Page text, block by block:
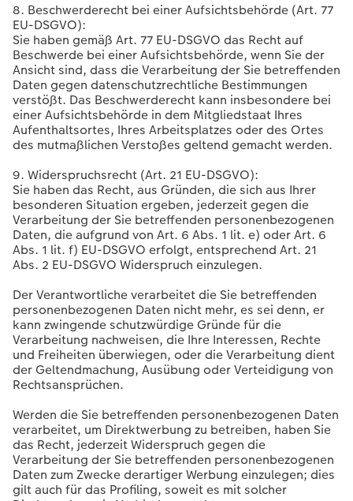
8. Beschwerderecht bei einer Aufsichtsbehörde (Art. 77
EU-DSGVO):
Sie haben gemäß Art. 77 EU-DSGVO das Recht auf
Beschwerde bei einer Aufsichtsbehörde, wenn Sie der
Ansicht sind, dass die Verarbeitung der Sie betreffenden
Daten gegen datenschutzrechtliche Bestimmungen
verstößt. Das Beschwerderecht kann insbesondere bei
einer Aufsichtsbehörde in dem Mitgliedstaat Ihres
Aufenthaltsortes, Ihres Arbeitsplatzes oder des Ortes
des mutmaßlichen Verstoßes geltend gemacht werden.
9. Widerspruchsrecht (Art. 21 EU-DSGVO):
Sie haben das Recht, aus Gründen, die sich aus Ihrer
besonderen Situation ergeben, jederzeit gegen die
Verarbeitung der Sie betreffenden personenbezogenen
Daten, die aufgrund von Art. 6 Abs. 1 lit. e) oder Art. 6
Abs. 1 lit. f) EU-DSGVO erfolgt, entsprechend Art. 21
Abs. 2 EU-DSGVO Widerspruch einzulegen.
Der Verantwortliche verarbeitet die Sie betreffenden
personenbezogenen Daten nicht mehr, es sei denn, er
kann zwingende schutzwürdige Gründe für die
Verarbeitung nachweisen, die Ihre Interessen, Rechte
und Freiheiten überwiegen, oder die Verarbeitung dient
der Geltendmachung, Ausübung oder Verteidigung von
Rechtsansprüchen.
Werden die Sie betreffenden personenbezogenen Daten
verarbeitet, um Direktwerbung zu betreiben, haben Sie
das Recht, jederzeit Widerspruch gegen die
Verarbeitung der Sie betreffenden personenbezogenen
Daten zum Zwecke derartiger Werbung einzulegen; dies
gilt auch für das Profiling, soweit es mit solcher